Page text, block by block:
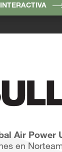
Air Power
en